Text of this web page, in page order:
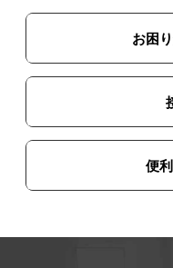
お困
便